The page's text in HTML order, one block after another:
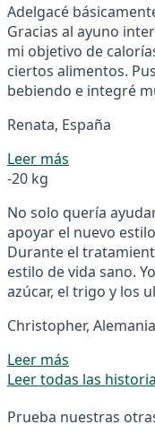
Adelgacé
Gracias al ayuno
mi objetivo de
ciertos alimentos.
bebiendo e integré
Renata, España
Leer más
-20 kg
No solo quería
apoyar el nuevo
Durante el
estilo de vida sano.
azúcar, el trigo y los
Christopher, Alemania
Leer más
Leer todas las
Prueba nuestras